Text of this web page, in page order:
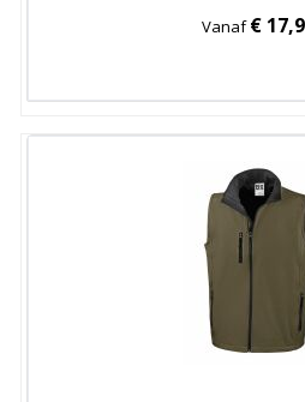
Vanaf€